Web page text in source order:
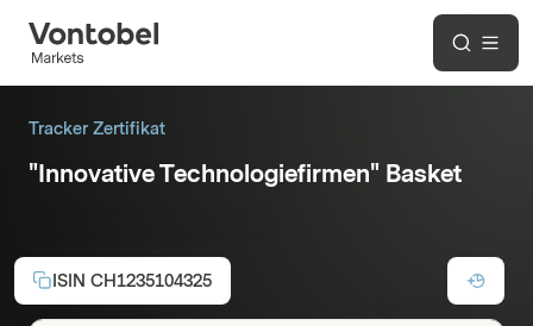
Tracker Zertifikat
"Innovative Technologiefirmen" Basket
ISIN CH1235104325